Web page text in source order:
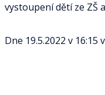
vystoupení dětí ze ZŠ
Dne 19.5.2022 v